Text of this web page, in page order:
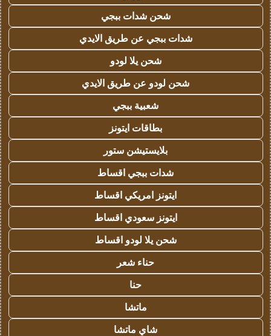
شحن شدات ببجي
شدات ببجي عن طريق الايدي
شحن يلا لودو
شحن لودو عن طريق الايدي
شعبية ببجي
بطاقات ايتونز
بلايستيشن ستور
شدات ببجي اقساط
ايتونز امريكي اقساط
ايتونز سعودي اقساط
شحن يلا لودو اقساط
حناء شعر
حنا
ماتشا
شاي ماتشا